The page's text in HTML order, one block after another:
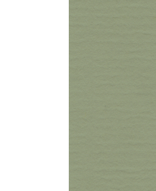
alle B-Vitamine.
Spurenelemente
harmonisch
Liposomale
ihre Wirksamkeit
ausnahmslos mit
Äpfelsäure aus
Oxidation.